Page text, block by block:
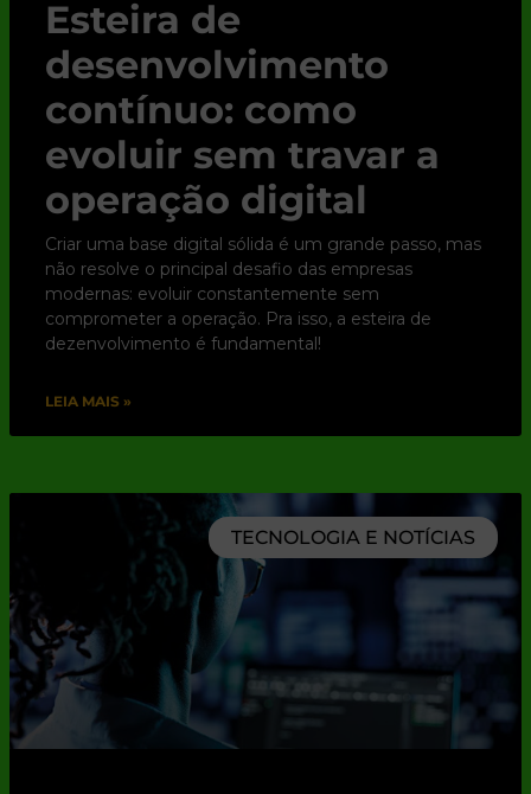
Esteira de
desenvolvimento
contínuo: como
evoluir sem travar a
operação digital
Criar uma base digital sólida é um grande passo, mas
não resolve o principal desafio das empresas
modernas: evoluir constantemente sem
comprometer a operação. Pra isso, a esteira de
dezenvolvimento é fundamental!
LEIA MAIS »
TECNOLOGIA E NOTÍCIAS